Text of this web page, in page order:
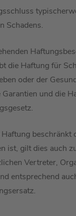
Schadens.
die Haftung für
oder der
und die
beschränkt
ist, gilt dies auch
Vertreter,
entsprechend
.